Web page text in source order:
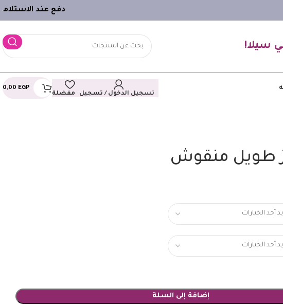
دفع عند الاستلامـ
سيلا!
تسجيل الدخول / تسجيل
مفضلة
0,00 EGP
طويل منقوش
إضافة إلى السلة